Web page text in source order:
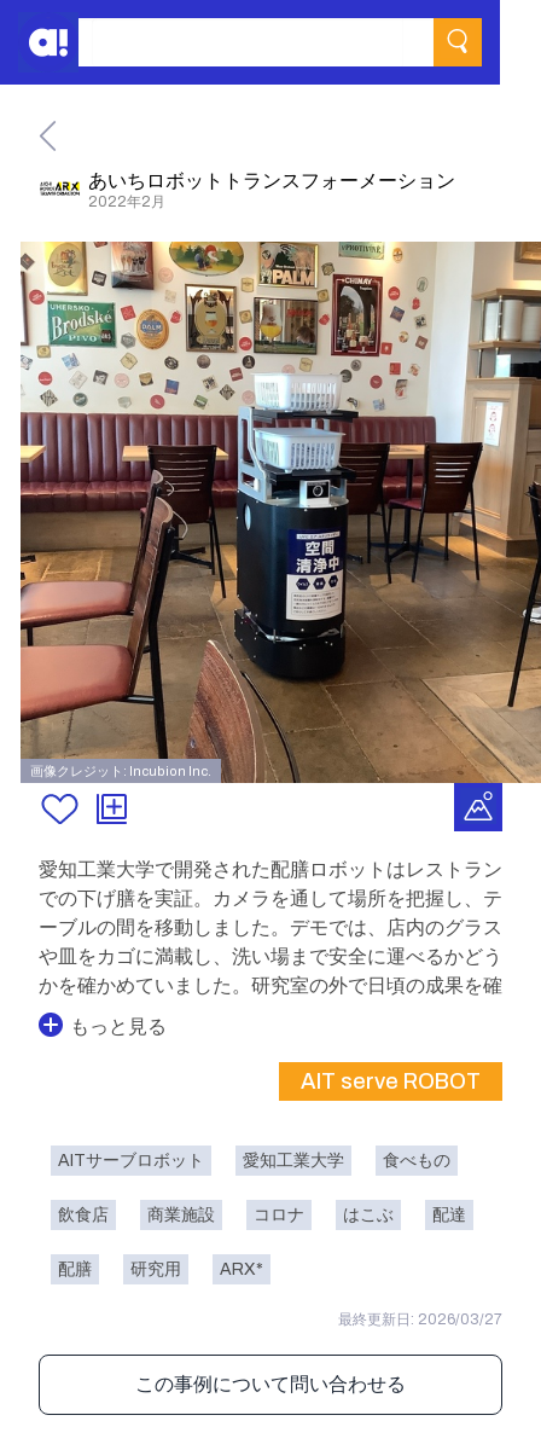
あいちロボットトランスフォーメーション
2022年2月
画像クレジット: Incubion Inc.
愛知工業大学で開発された配膳ロボットはレストラン
での下げ膳を実証。カメラを通して場所を把握し、テ
ーブルの間を移動しました。デモでは、店内のグラス
や皿をカゴに満載し、洗い場まで安全に運べるかどう
かを確かめていました。研究室の外で日頃の成果を確
もっと見る
AIT serve ROBOT
AITサーブロボット 愛知工業大学 食べもの
飲食店 商業施設 コロナ はこぶ 配達
配膳 研究用 ARX*
最終更新日: 2026/03/27
この事例について問い合わせる